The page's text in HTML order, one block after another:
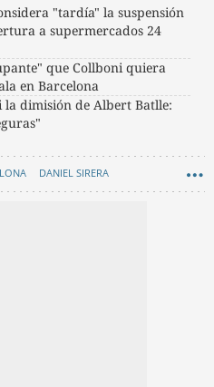
"tardía" la suspensión
a supermercados 24
que Collboni quiera
en Barcelona
la dimisión de Albert Batlle:
DANIEL SIRERA